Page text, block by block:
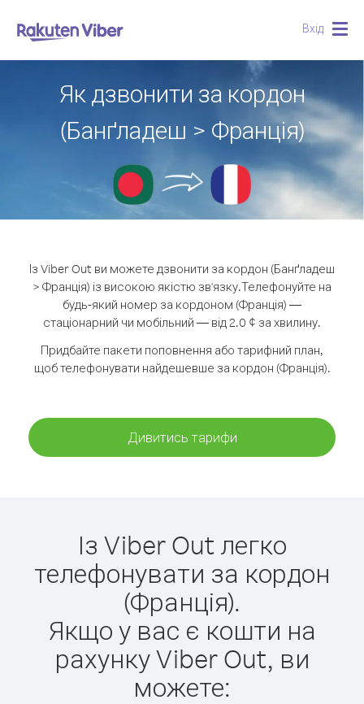
Вхід
Як дзвонити за кордон
(Банґладеш > Франція)
Із Viber Out ви можете дзвонити за кордон (Банґладеш
> Франція) із високою якістю зв'язку.Телефонуйте на
будь-який номер за кордоном (Франція) —
стаціонарний чи мобільний — від 2.0 ¢ за хвилину.
Придбайте пакети поповнення або тарифний план,
щоб телефонувати найдешевше за кордон (Франція).
Дивитись тарифи
Із Viber Out легко
телефонувати за кордон
(Франція).
Якщо у вас є кошти на
рахунку Viber Out, ви
можете: